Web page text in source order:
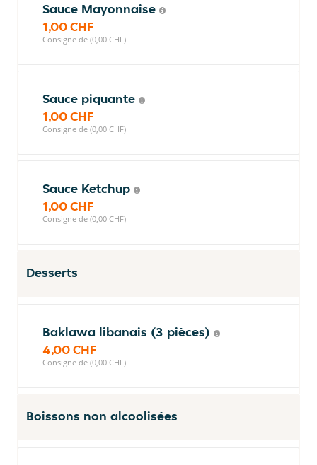
Sauce Mayonnaise
1,00 CHF
Consigne de (0,00 CHF)
Sauce piquante
1,00 CHF
Consigne de (0,00 CHF)
Sauce Ketchup
1,00 CHF
Consigne de (0,00 CHF)
Desserts
Baklawa libanais (3 pièces)
4,00 CHF
Consigne de (0,00 CHF)
Boissons non alcoolisées